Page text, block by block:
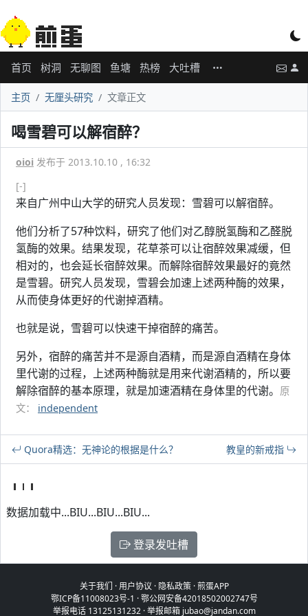
首页 树洞 无聊图 鱼塘 热榜 大吐槽
主页 无厘头研究 文章正文
喝雪碧可以解宿醉？
oioi 发布于 2013.10.10 , 16:32
[-]
来自广州中山大学的研究人员发现：雪碧可以解宿醉。
他们分析了57种饮料，研究了他们对乙醇脱氢酶和乙醛脱
氢酶的效果。结果发现，花草茶可以让宿醉效果减缓，但
相对的，也会延长宿醉效果。而解除宿醉效果最好的竟然
是雪碧。研究人员发现，雪碧会加速上述两种酶的效果，
从而使身体更好的代谢掉酒精。
也就是说，雪碧可以快速干掉宿醉的痛苦。
另外，宿醉的痛苦并不是源自酒精，而是源自酒精在身体
里代谢的过程，上述两种酶就是用来代谢酒精的，所以要
解除宿醉的基本原理，就是加速酒精在身体里的代谢。 原
文： independent
Quora精选：无神论的根据是什么？ 教皇的新戒指
数据加载中...BIU...BIU...BIU...
登录发吐槽
关于我们 ·用户协议 · 隐私政策·煎蛋APP
鄂ICP备11008023号-1 ·鄂公网安备42018502002747号
举报电话 13125131232 · 举报邮箱 jubao@jandan.com